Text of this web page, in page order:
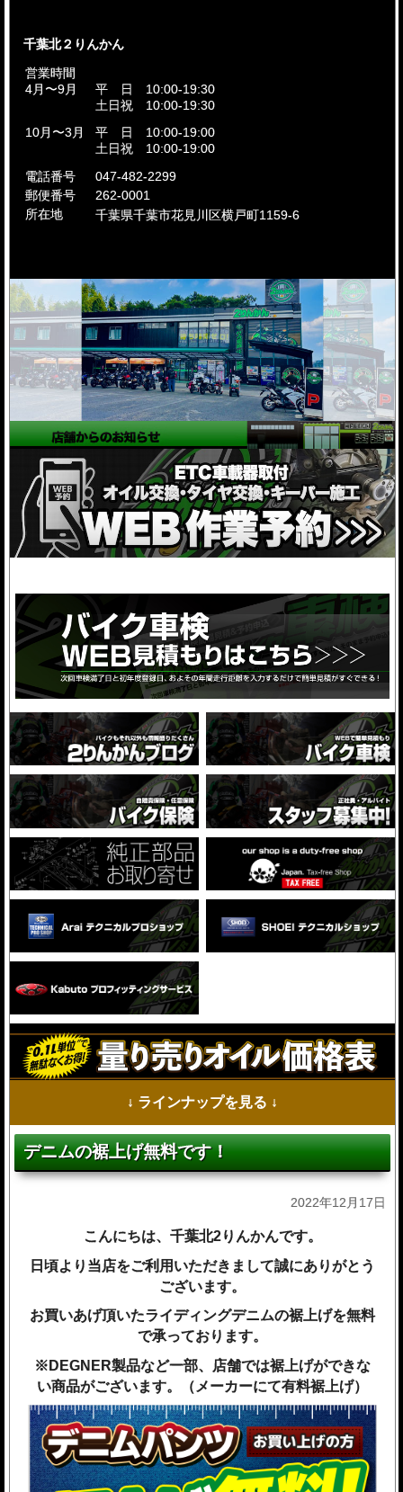
千葉北２りんかん
営業時間
4月〜9月
平 日 10:00-19:30
土日祝 10:00-19:30
10月〜3月
平 日 10:00-19:00
土日祝 10:00-19:00
電話番号
047-482-2299
郵便番号
262-0001
所在地
千葉県千葉市花見川区横戸町1159-6
↓ ラインナップを見る ↓
デニムの裾上げ無料です！
2022年12月17日
こんにちは、千葉北2りんかんです。
日頃より当店をご利用いただきまして誠にありがとう
ございます。
お買いあげ頂いたライディングデニムの裾上げを無料
で承っております。
※DEGNER製品など一部、店舗では裾上げができな
い商品がございます。（メーカーにて有料裾上げ）